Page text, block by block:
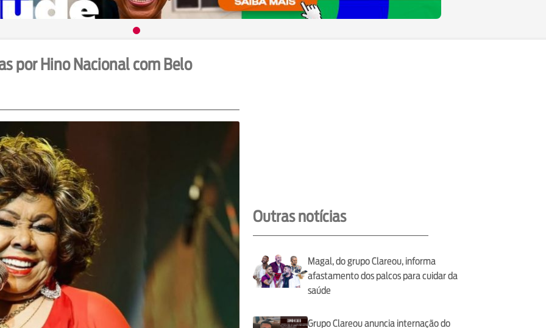
por Hino Nacional com Belo
Outras notícias
Magal, do grupo Clareou, informa
afastamento dos palcos para cuidar da
saúde
Grupo Clareou anuncia internação do